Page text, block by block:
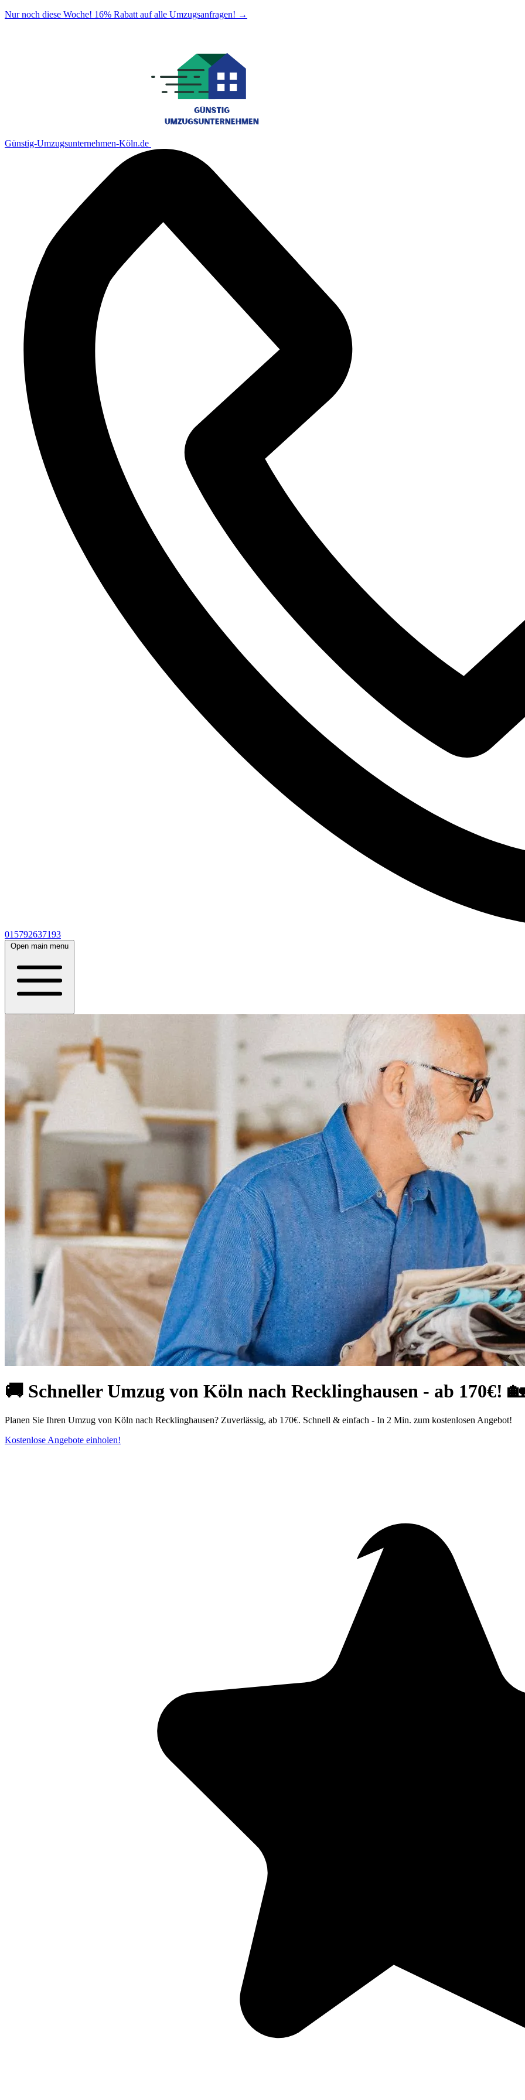
Nur noch diese Woche! 16% Rabatt auf alle Umzugsanfragen! →
Günstig-Umzugsunternehmen-Köln.de
015792637193
Open main menu
🚚 Schneller Umzug von Köln nach Recklinghausen - ab 170€!
Planen Sie Ihren Umzug von Köln⁠ nach Recklinghausen? Zuverlässig, ab 170€. Schnell & einfach - In 2 Min. zum kostenlosen Angebot!
Kostenlose Angebote einholen!